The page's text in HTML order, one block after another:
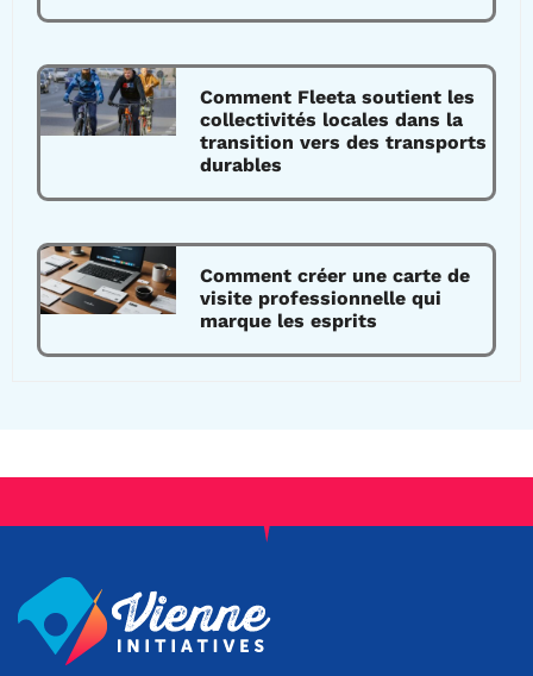
Comment Fleeta soutient les
collectivités locales dans la
transition vers des transports
durables
Comment créer une carte de
visite professionnelle qui
marque les esprits